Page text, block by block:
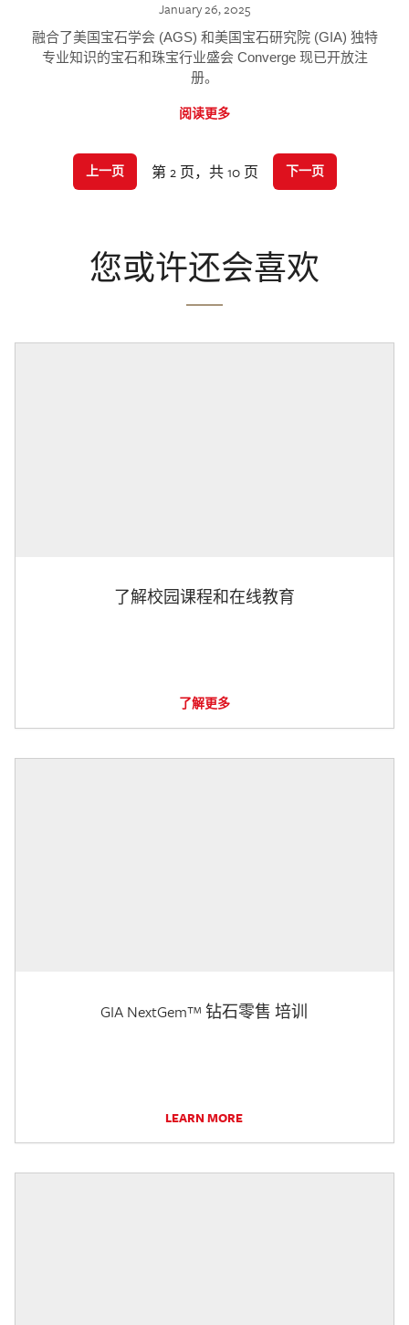
January 26, 2025
融合了美国宝石学会 (AGS) 和美国宝石研究院 (GIA) 独特
专业知识的宝石和珠宝行业盛会 Converge 现已开放注
册。
阅读更多
上一页 第 2 页，共 10 页 下一页
您或许还会喜欢
了解校园课程和在线教育
了解更多
GIA NextGem™ 钻石零售 培训
LEARN MORE